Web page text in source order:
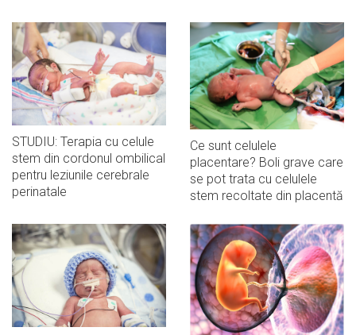
STUDIU: Terapia cu celule
stem din cordonul ombilical
pentru leziunile cerebrale
perinatale
Ce sunt celulele
placentare? Boli grave care
se pot trata cu celulele
stem recoltate din placentă